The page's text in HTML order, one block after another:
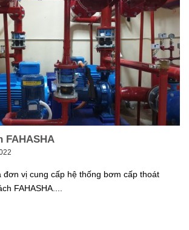
FAHASHA
đơn vị cung cấp hệ thống bơm cấp thoát
FAHASHA....